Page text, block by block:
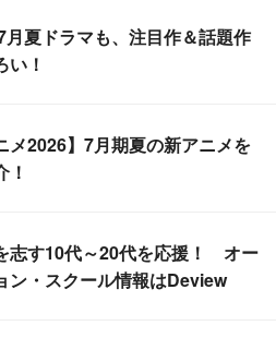
月夏ドラマも、注目作＆話題作
い！
メ2026】7月期夏の新アニメを
！
志す10代～20代を応援！ オー
ン・スクール情報はDeview